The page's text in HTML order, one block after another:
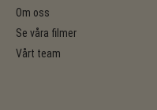
Om oss
Se våra filmer
Vårt team